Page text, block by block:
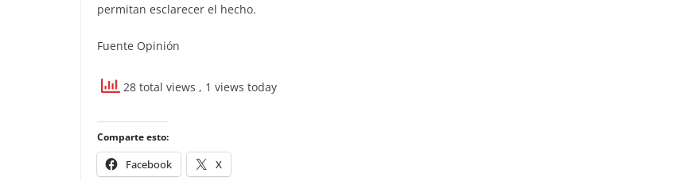
permitan esclarecer el hecho.
Fuente Opinión
28 total views , 1 views today
Comparte esto:
Facebook X